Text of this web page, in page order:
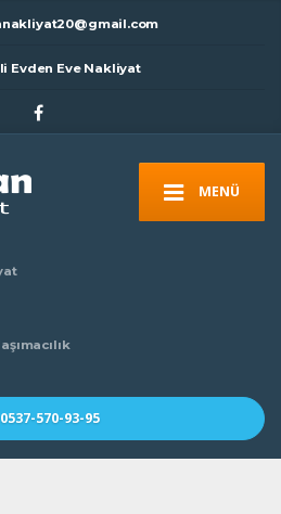
Evden Eve Nakliyat
MENÜ
0537-570-93-95